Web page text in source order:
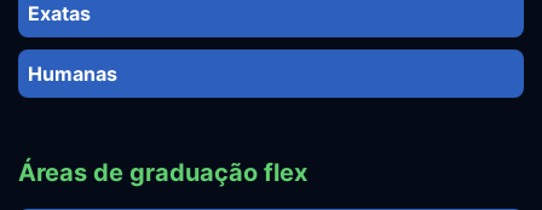
Exatas
Humanas
Áreas de graduação flex